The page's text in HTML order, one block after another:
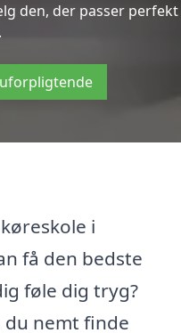
den, der passer perfekt
i
få den bedste
føle dig tryg?
du nemt finde